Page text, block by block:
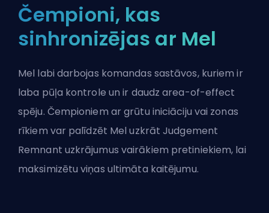
Čempioni, kas
sinhronizējas ar Mel
Mel labi darbojas komandas sastāvos, kuriem ir
laba pūļa kontrole un ir daudz area-of-effect
spēju. Čempioniem ar grūtu iniciāciju vai zonas
rīkiem var palīdzēt Mel uzkrāt Judgement
Remnant uzkrājumus vairākiem pretiniekiem, lai
maksimizētu viņas ultimāta kaitējumu.